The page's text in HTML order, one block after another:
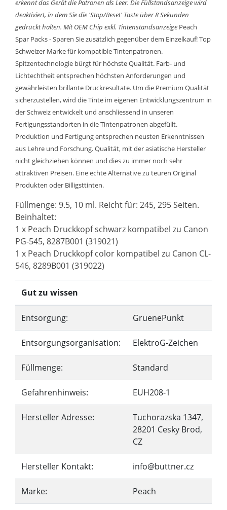
erkennt das Gerät die Patronen als Leer. Die Füllstandsanzeige wird
deaktiviert, in dem Sie die 'Stop/Reset' Taste über 8 Sekunden
gedrückt halten. Mit OEM Chip exkl. Tintenstandsanzeige Peach
Spar Packs - Sparen Sie zusätzlich gegenüber dem Einzelkauf! Top
Schweizer Marke für kompatible Tintenpatronen.
Spitzentechnologie bürgt für höchste Qualität. Farb- und
Lichtechtheit entsprechen höchsten Anforderungen und
gewährleisten brillante Druckresultate. Um die Premium Qualität
sicherzustellen, wird die Tinte im eigenen Entwicklungszentrum in
der Schweiz entwickelt und anschliessend in unseren
Fertigungsstandorten in die Tintenpatronen abgefüllt.
Produktion und Fertigung entsprechen neusten Erkenntnissen
aus Lehre und Forschung. Qualität, mit der asiatische Hersteller
nicht gleichziehen können und dies zu immer noch sehr
attraktiven Preisen. Eine echte Alternative zu teuren Original
Produkten oder Billigsttinten.
Füllmenge: 9.5, 10 ml. Reicht für: 245, 295 Seiten.
Beinhaltet:
1 x Peach Druckkopf schwarz kompatibel zu Canon
PG-545, 8287B001 (319021)
1 x Peach Druckkopf color kompatibel zu Canon CL-
546, 8289B001 (319022)
Gut zu wissen
Entsorgung: GruenePunkt
Entsorgungsorganisation: ElektroG-Zeichen
Füllmenge: Standard
Gefahrenhinweis: EUH208-1
Hersteller Adresse:
Tuchorazska 1347,
28201 Cesky Brod,
CZ
Hersteller Kontakt: info@buttner.cz
Marke: Peach